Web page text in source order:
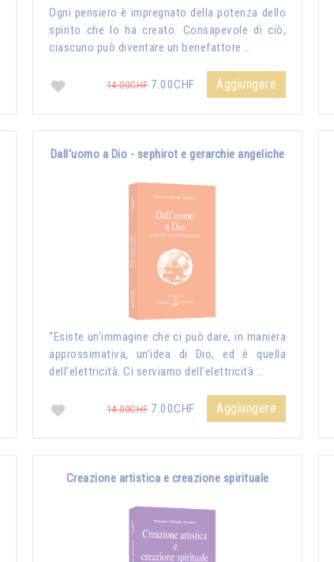
Ogni pensiero è impregnato della potenza dello
spirito che lo ha creato. Consapevole di ciò,
ciascuno può diventare un benefattore …
14.00CHF7.00CHF Aggiungere
Dall'uomo a Dio - sephirot e gerarchie angeliche
“Esiste un’immagine che ci può dare, in maniera
approssimativa, un’idea di Dio, ed è quella
dell’elettricità. Ci serviamo dell’elettricità …
14.00CHF7.00CHF Aggiungere
Creazione artistica e creazione spirituale